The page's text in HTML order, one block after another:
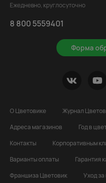
Ежедневно, круглосуточно
8 800 5559401
Форма
О Цветовике Журнал
Адреса магазинов
Год в
Контакты
Корпоративным
Варианты оплаты
Гарантия
Франшиза Цветовик
Уход